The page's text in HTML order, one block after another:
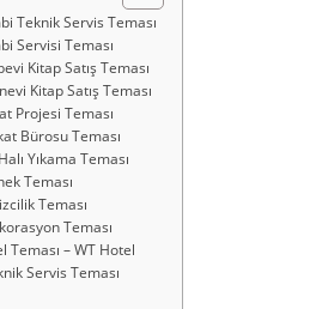
Teknik Servis Teması
Servisi Teması
Kitap Satış Teması
Kitap Satış Teması
Projesi Teması
Bürosu Teması
Yıkama Teması
Teması
Teması
Teması
Teması – WT Hotel
Servis Teması